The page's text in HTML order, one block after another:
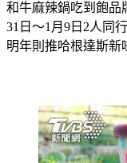
和牛麻辣鍋吃到飽品
31日～1月9日2人同
明年則推哈根達斯新